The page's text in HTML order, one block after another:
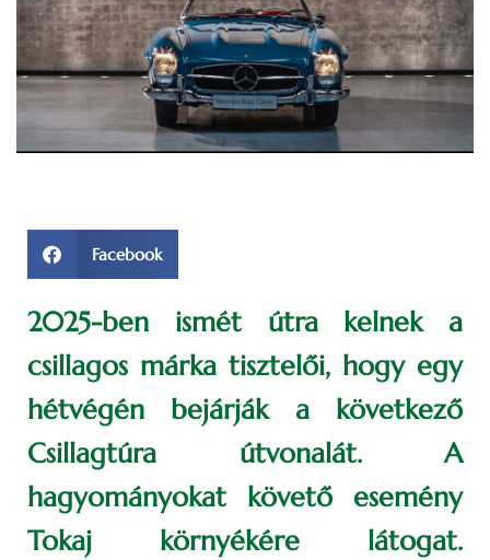
Facebook
2025-ben ismét útra kelnek a
csillagos márka tisztelői, hogy egy
hétvégén bejárják a következő
Csillagtúra útvonalát. A
hagyományokat követő esemény
Tokaj környékére látogat.